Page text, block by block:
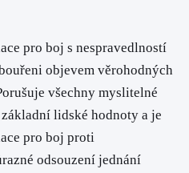
pro boj s nespravedlností
objevem věrohodných
všechny myslitelné
lidské hodnoty a je
pro boj proti
odsouzení jednání